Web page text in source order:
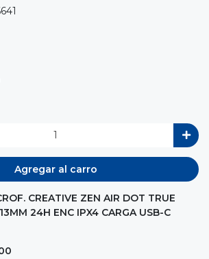
Agregar al carro
CREATIVE ZEN AIR DOT TRUE
24H ENC IPX4 CARGA USB-C